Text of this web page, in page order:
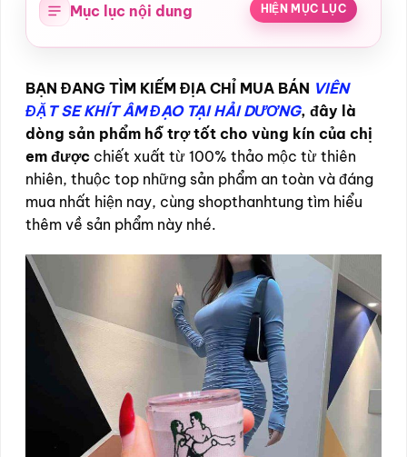
Mục lục nội dung HIỆN MỤC LỤC
BẠN ĐANG TÌM KIẾM ĐỊA CHỈ MUA BÁN VIÊN
ĐẶT SE KHÍT ÂM ĐẠO TẠI HẢI DƯƠNG, đây là
dòng sản phẩm hỗ trợ tốt cho vùng kín của chị
em được chiết xuất từ 100% thảo mộc từ thiên
nhiên, thuộc top những sản phẩm an toàn và đáng
mua nhất hiện nay, cùng shopthanhtung tìm hiểu
thêm về sản phẩm này nhé.